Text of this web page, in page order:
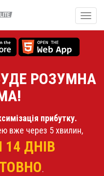
РОЗУМНА
прибутку.
вже через 5 хвилин,
ДНІВ
.